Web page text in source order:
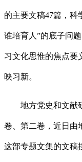
的主要文稿47篇，科
谁培育人”的底子问
习文化思惟的焦点要
映习新。
地方党史和文献研
卷、第二卷，近日由
这部专题文集的文稿